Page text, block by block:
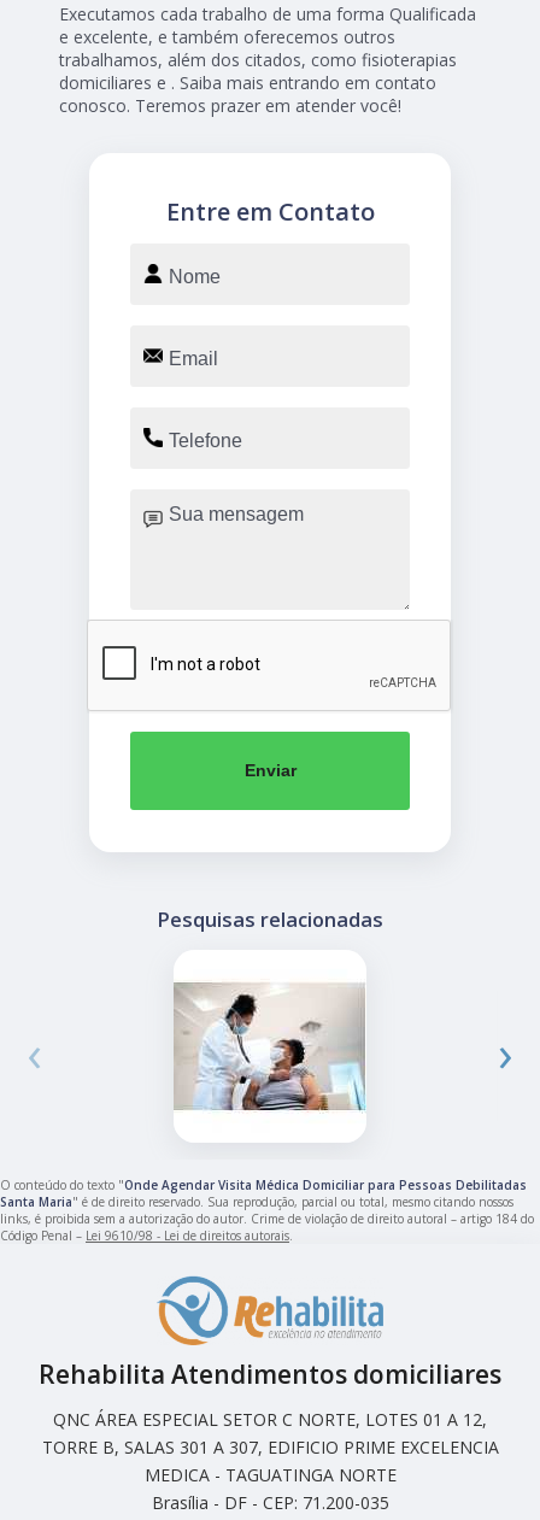
Executamos cada trabalho de uma forma Qualificada
e excelente, e também oferecemos outros
trabalhamos, além dos citados, como fisioterapias
domiciliares e . Saiba mais entrando em contato
conosco. Teremos prazer em atender você!
Entre em Contato
Enviar
Pesquisas relacionadas
‹ ›
O conteúdo do texto "Onde Agendar Visita Médica Domiciliar para Pessoas Debilitadas
Santa Maria" é de direito reservado. Sua reprodução, parcial ou total, mesmo citando nossos
links, é proibida sem a autorização do autor. Crime de violação de direito autoral – artigo 184 do
Código Penal – Lei 9610/98 - Lei de direitos autorais
Rehabilita Atendimentos domiciliares
QNC ÁREA ESPECIAL SETOR C NORTE, LOTES 01 A 12,
TORRE B, SALAS 301 A 307, EDIFICIO PRIME EXCELENCIA
MEDICA - TAGUATINGA NORTE
Brasília - DF - CEP: 71.200-035